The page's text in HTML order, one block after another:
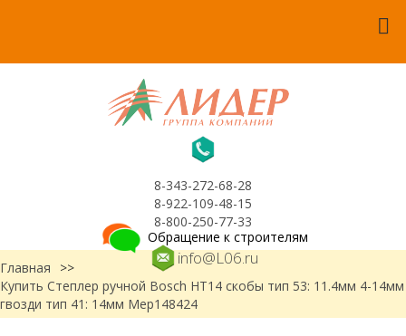
8-343-272-68-28
8-922-109-48-15
8-800-250-77-33
info@L06.ru
Обращение к строителям
Главная
>>
Купить Степлер ручной Bosch HT14 скобы тип 53: 11.4мм 4-14мм
гвозди тип 41: 14мм Мер148424